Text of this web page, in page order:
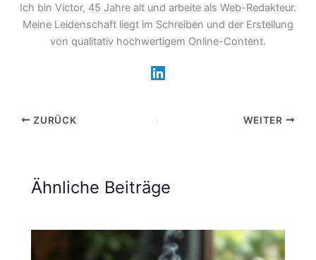
Ich bin Victor, 45 Jahre alt und arbeite als Web-Redakteur.
Meine Leidenschaft liegt im Schreiben und der Erstellung
von qualitativ hochwertigem Online-Content.
ZURÜCK WEITER
Ähnliche Beiträge